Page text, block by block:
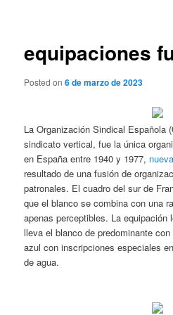
equipaciones
Posted on6 de marzo de 2023
La Organización Sindical Española
sindicato vertical, fue la única
en España entre 1940 y 1977,
resultado de una fusión de
patronales. El cuadro del sur de
que el blanco se combina con una
apenas perceptibles. La equipación
lleva el blanco de predominante
azul con inscripciones especiales
de agua.